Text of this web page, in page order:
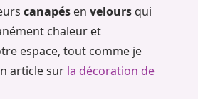
canapés en velours qui
chaleur et
espace, tout comme je
article sur la décoration de